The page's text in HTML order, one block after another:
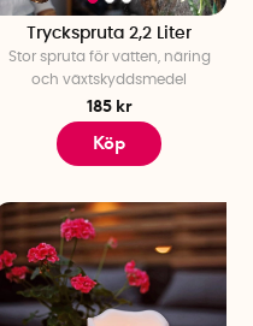
Tryckspruta 2,2 Liter
Stor spruta för vatten, näring
och växtskyddsmedel
185 kr
Köp